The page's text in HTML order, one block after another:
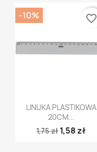
Szybki podgląd
LINIJKA PLASTIKOWA
20CM...
1,75 zł 1,58 zł
-10% favorite_border